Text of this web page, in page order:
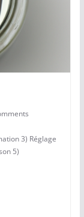
3) Réglage
5)